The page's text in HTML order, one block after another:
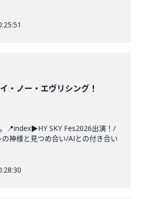
・ノー・エヴリシング！
📍index▶HY SKY Fes2026出演！/
神様と見つめ合い/AIとの付き合い